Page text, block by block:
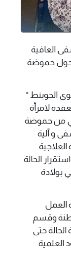
العافية
حول حموضة
الحوينط "
لامرأة
من حموضة
و آلية
الحالة
الـ37، لتنتهي بولادة
العمل
وقسم
الحالة حتى
العلمية